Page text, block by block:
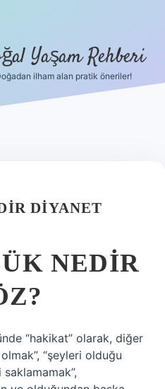
Yaşam Rehberi
ilham alan pratik öneriler!
DIYANET
NEDIR
“hakikat” olarak, diğer
“şeyleri olduğu